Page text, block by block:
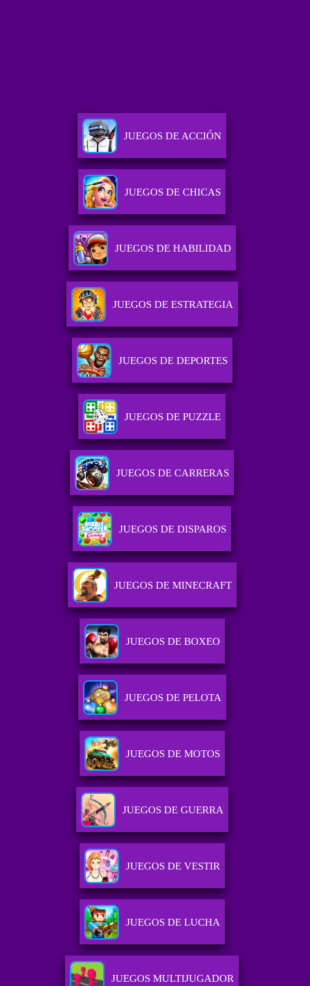
JUEGOS DE ACCIÓN
JUEGOS DE CHICAS
JUEGOS DE HABILIDAD
JUEGOS DE ESTRATEGIA
JUEGOS DE DEPORTES
JUEGOS DE PUZZLE
JUEGOS DE CARRERAS
JUEGOS DE DISPAROS
JUEGOS DE MINECRAFT
JUEGOS DE BOXEO
JUEGOS DE PELOTA
JUEGOS DE MOTOS
JUEGOS DE GUERRA
JUEGOS DE VESTIR
JUEGOS DE LUCHA
JUEGOS MULTIJUGADOR